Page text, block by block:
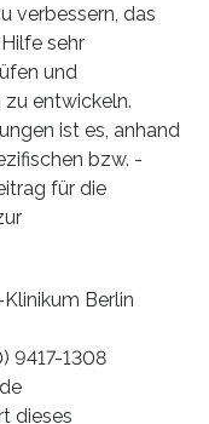
verbessern, das
sehr
und
entwickeln.
ist es, anhand
bzw. -
für die
Berlin
9417-1308
dieses